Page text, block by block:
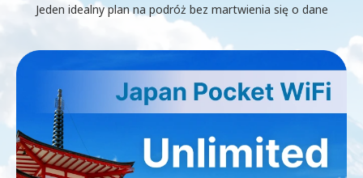
Jeden idealny plan na podróż bez martwienia się o dane